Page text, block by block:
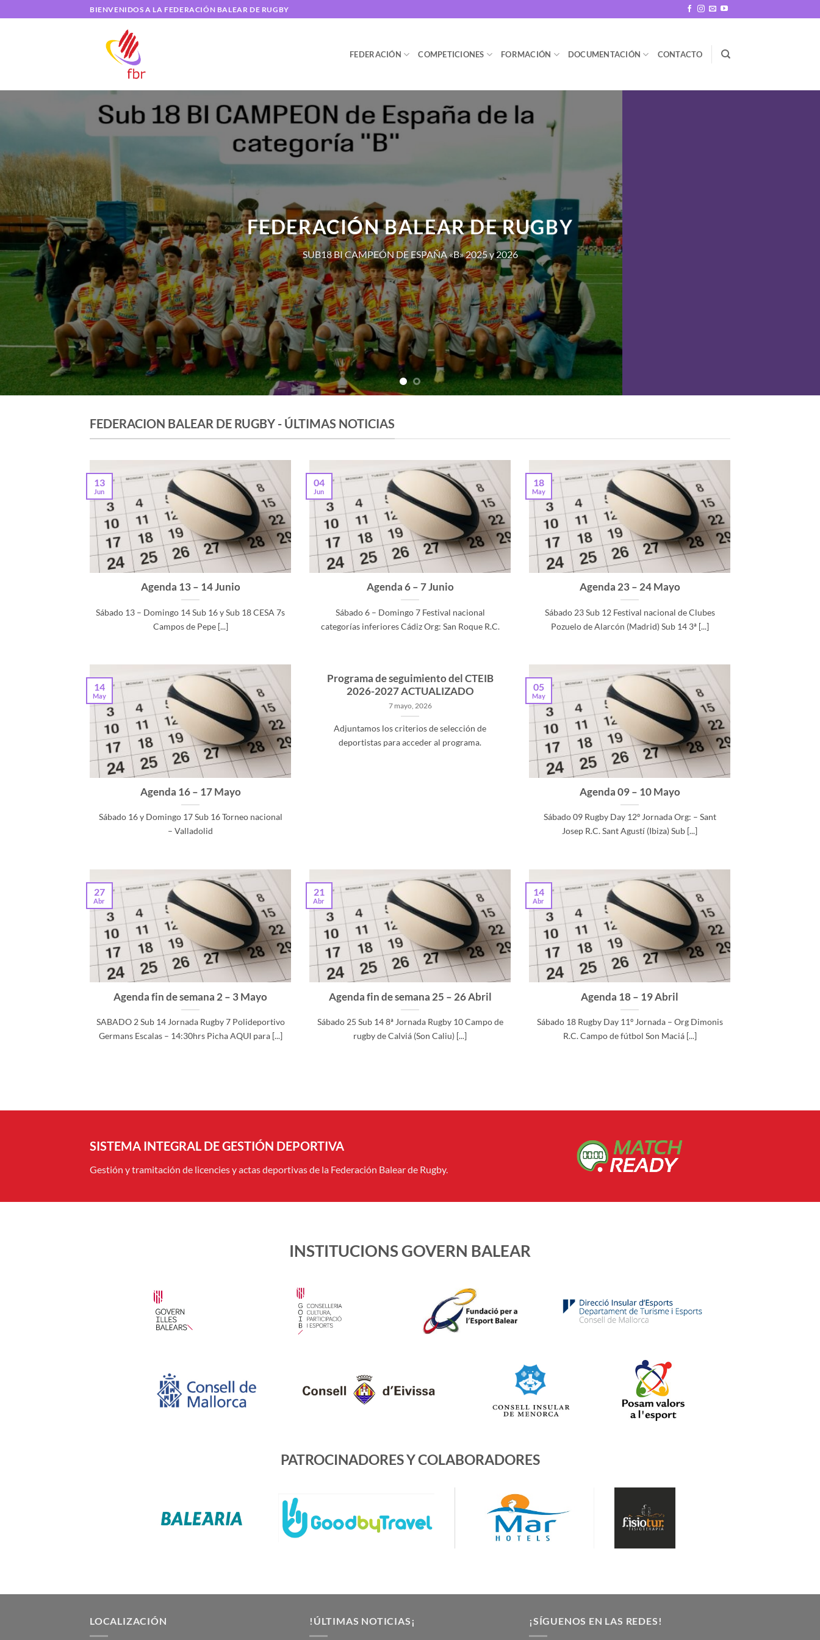
al
BIENVENIDOS A LA FEDERACIÓN BALEAR DE RUGBY
FEDERACIÓN COMPETICIONES FORMACIÓN DOCUMENTACIÓN CONTACTO
FEDERACIÓN BALEAR DE RUGBY
SUB18 BI CAMPEÓN DE ESPAÑA «B» 2025 y 2026
FEDERACION BALEAR DE RUGBY - ÚLTIMAS NOTICIAS
Agenda 13 – 14 Junio
Sábado 13 – Domingo 14 Sub 16 y Sub 18 CESA 7s
Campos de Pepe [...]
13
Jun
Agenda 6 – 7 Junio
Sábado 6 – Domingo 7 Festival nacional
categorías inferiores Cádiz Org: San Roque R.C.
04
Jun
Agenda 23 – 24 Mayo
Sábado 23 Sub 12 Festival nacional de Clubes
Pozuelo de Alarcón (Madrid) Sub 14 3ª [...]
18
May
Agenda 16 – 17 Mayo
Sábado 16 y Domingo 17 Sub 16 Torneo nacional
– Valladolid
14
May
Programa de seguimiento del CTEIB
2026-2027 ACTUALIZADO
7 mayo, 2026
Adjuntamos los criterios de selección de
deportistas para acceder al programa.
Agenda 09 – 10 Mayo
Sábado 09 Rugby Day 12º Jornada Org: – Sant
Josep R.C. Sant Agustí (Ibiza) Sub [...]
05
May
Agenda fin de semana 2 – 3 Mayo
SABADO 2 Sub 14 Jornada Rugby 7 Polideportivo
Germans Escalas – 14:30hrs Picha AQUI para [...]
27
Abr
Agenda fin de semana 25 – 26 Abril
Sábado 25 Sub 14 8ª Jornada Rugby 10 Campo de
rugby de Calviá (Son Caliu) [...]
21
Abr
Agenda 18 – 19 Abril
Sábado 18 Rugby Day 11º Jornada – Org Dimonis
R.C. Campo de fútbol Son Maciá [...]
14
Abr
SISTEMA INTEGRAL DE GESTIÓN DEPORTIVA
Gestión y tramitación de licencies y actas deportivas de la Federación Balear de Rugby.
INSTITUCIONS GOVERN BALEAR
PATROCINADORES Y COLABORADORES
LOCALIZACIÓN !ÚLTIMAS NOTICIAS¡ ¡SÍGUENOS EN LAS REDES!